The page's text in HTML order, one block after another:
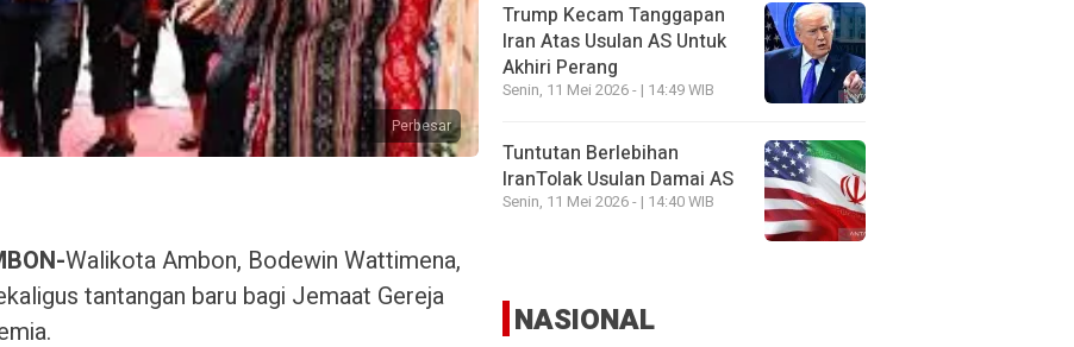
Perbesar
Walikota Ambon, Bodewin Wattimena,
tantangan baru bagi Jemaat Gereja
Trump Kecam Tanggapan
Iran Atas Usulan AS Untuk
Akhiri Perang
Senin, 11 Mei 2026 - | 14:49 WIB
Tuntutan Berlebihan
IranTolak Usulan Damai AS
Senin, 11 Mei 2026 - | 14:40 WIB
NASIONAL